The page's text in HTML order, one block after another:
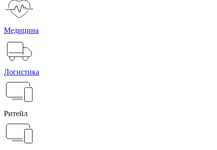
Медицина
Логистика
Ритейл